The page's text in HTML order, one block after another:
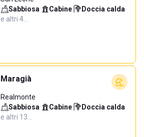
Sabbiosa· Cabine· Doccia calda·
e altri 4…
Maragià
Realmonte
Sabbiosa· Cabine· Doccia calda·
e altri 13…